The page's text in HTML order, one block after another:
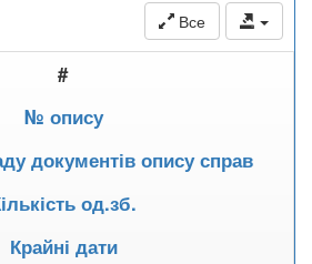
Все
#
№ опису
документів опису справ
од.зб.
Крайні дати